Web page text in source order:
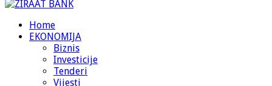
Home
EKONOMIJA
Biznis
Investicije
Tenderi
Vijesti